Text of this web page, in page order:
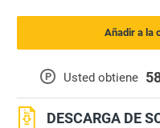
P Usted obtiene
DESCARGA DE
Añadir a la